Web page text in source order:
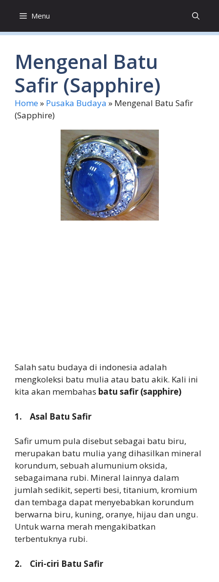
content
Menu
Mengenal Batu
Safir (Sapphire)
Home» Pusaka Budaya » Mengenal Batu Safir
(Sapphire)
Salah satu budaya di indonesia adalah
mengkoleksi batu mulia atau batu akik. Kali ini
kita akan membahas batu safir (sapphire)
1. Asal Batu Safir
Safir umum pula disebut sebagai batu biru,
merupakan batu mulia yang dihasilkan mineral
korundum, sebuah alumunium oksida,
sebagaimana rubi. Mineral lainnya dalam
jumlah sedikit, seperti besi, titanium, kromium
dan tembaga dapat menyebabkan korundum
berwarna biru, kuning, oranye, hijau dan ungu.
Untuk warna merah mengakibatkan
terbentuknya rubi.
2. Ciri-ciri Batu Safir